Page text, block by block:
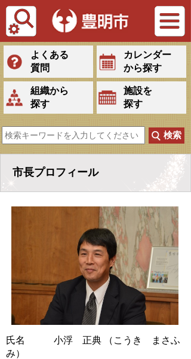
Tiếng Việt
よくある
質問
カレンダー
から探す
組織から
探す
施設を
探す
市長プロフィール
氏名 小浮 正典 （こうき まさふ
み）